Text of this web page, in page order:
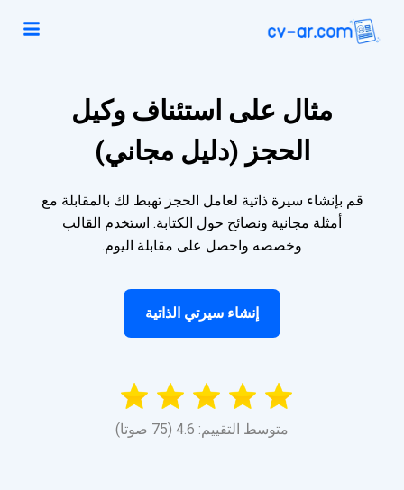
مثال على استئناف وكيل
الحجز (دليل مجاني)
قم بإنشاء سيرة ذاتية لعامل الحجز تهبط لك بالمقابلة مع
أمثلة مجانية ونصائح حول الكتابة. استخدم القالب
وخصصه واحصل على مقابلة اليوم.
إنشاء سيرتي الذاتية
متوسط التقييم: 4.6 (75 صوتا)